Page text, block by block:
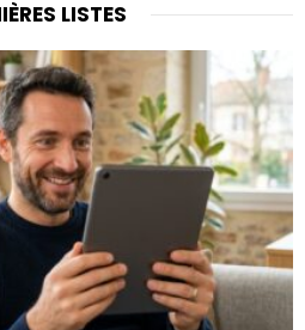
LISTES